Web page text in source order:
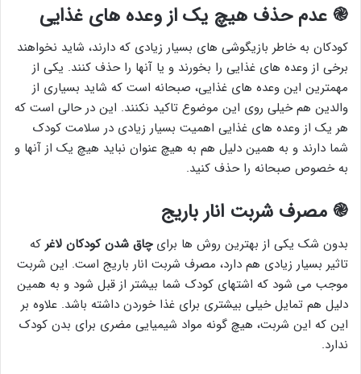
֎ عدم حذف هیچ یک از وعده های غذایی
کودکان به خاطر بازیگوشی های بسیار زیادی که دارند، شاید نخواهند
برخی از وعده های غذایی را بخورند و یا آنها را حذف کنند. یکی از
مهمترین این وعده های غذایی، صبحانه است که شاید بسیاری از
والدین هم خیلی روی این موضوع تاکید نکنند. این در حالی است که
هر یک از وعده های غذایی اهمیت بسیار زیادی در سلامت کودک
شما دارند و به همین دلیل هم به هیچ عنوان نباید هیچ یک از آنها و
به خصوص صبحانه را حذف کنید.
֎ مصرف شربت انار باریج
بدون شک یکی از بهترین روش ها برایچاق شدن کودکان لاغر که
تاثیر بسیار زیادی هم دارد، مصرف شربت انار باریج است. این شربت
موجب می شود که اشتهای کودک شما بیشتر از قبل شود و به همین
دلیل هم تمایل خیلی بیشتری برای غذا خوردن داشته باشد. علاوه بر
این که این شربت، هیچ گونه مواد شیمیایی مضری برای بدن کودک
ندارد.